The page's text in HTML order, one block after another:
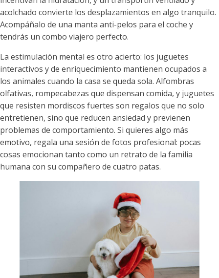
acolchado convierte los desplazamientos en algo tranquilo.
Acompáñalo de una manta anti-pelos para el coche y
tendrás un combo viajero perfecto.
La estimulación mental es otro acierto: los juguetes
interactivos y de enriquecimiento mantienen ocupados a
los animales cuando la casa se queda sola. Alfombras
olfativas, rompecabezas que dispensan comida, y juguetes
que resisten mordiscos fuertes son regalos que no solo
entretienen, sino que reducen ansiedad y previenen
problemas de comportamiento. Si quieres algo más
emotivo, regala una sesión de fotos profesional: pocas
cosas emocionan tanto como un retrato de la familia
humana con su compañero de cuatro patas.